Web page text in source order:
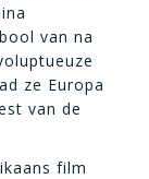
van na
ze Europa
van de
film